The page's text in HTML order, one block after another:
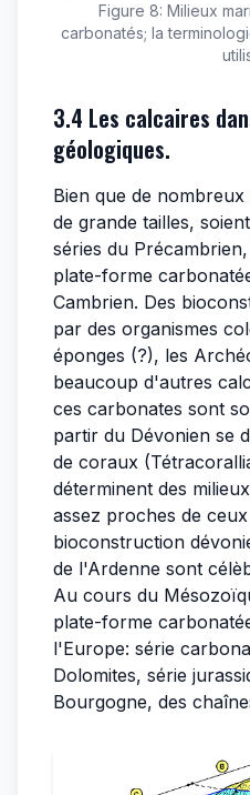
Figure 8: Milieux
carbonatés; la
3.4 Les calcaires
géologiques.
Bien que de
de grande tailles,
séries du
plate-forme
Cambrien. Des
par des organismes
éponges (?), les
beaucoup d'autres
ces carbonates sont
partir du Dévonien se
de coraux
déterminent des
assez proches de
bioconstruction
de l'Ardenne sont
Au cours du
plate-forme
l'Europe: série
Dolomites, série
Bourgogne, des